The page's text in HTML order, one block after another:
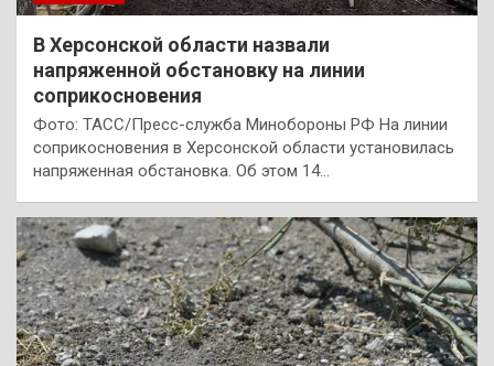
В Херсонской области назвали
напряженной обстановку на линии
соприкосновения
Фото: ТАСС/Пресс-служба Минобороны РФ На линии
соприкосновения в Херсонской области установилась
напряженная обстановка. Об этом 14…